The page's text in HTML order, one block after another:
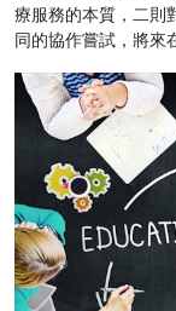
療服務的本質，二則
同的協作嘗試，將來